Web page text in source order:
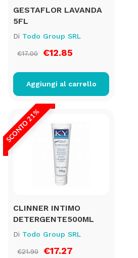
GESTAFLOR LAVANDA
5FL
Di Todo Group SRL
€17.00 €12.85
Aggiungi al carrello
SCONTO 21%
CLINNER INTIMO
DETERGENTE500ML
Di Todo Group SRL
€21.90 €17.27